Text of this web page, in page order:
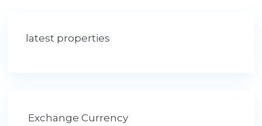
latest properties
Exchange Currency